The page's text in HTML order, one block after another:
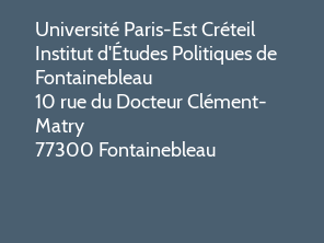
Université Paris-Est Créteil
Institut d'Études Politiques de
Fontainebleau
10 rue du Docteur Clément-
Matry
77300 Fontainebleau